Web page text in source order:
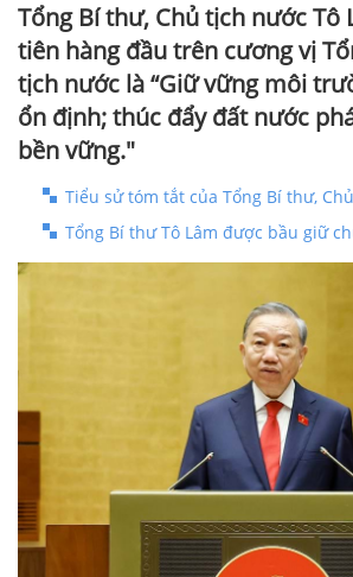
Tổng Bí thư, Chủ tịch nước Tô
tiên hàng đầu trên cương vị
tịch nước là “Giữ vững môi
ổn định; thúc đẩy đất nước
bền vững."
Tiểu sử tóm tắt của Tổng Bí thư,
Tổng Bí thư Tô Lâm được bầu giữ